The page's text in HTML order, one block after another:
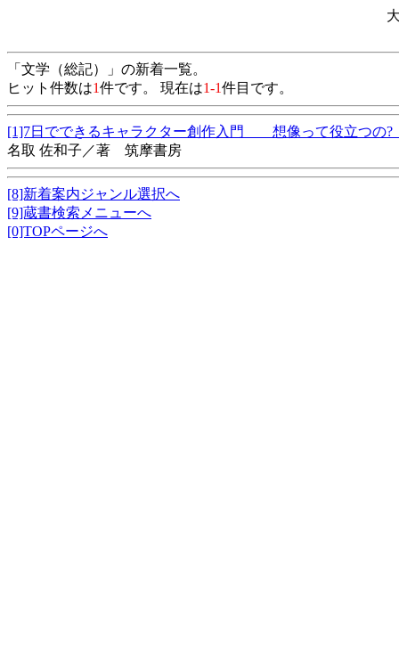
「文学（総記）」の新着一覧。
ヒット件数は1件です。 現在は1-1件目です。
[1]7日でできるキャラクター創作入門 想像って役立つ
名取 佐和子／著 筑摩書房
[8]新着案内ジャンル選択へ
[9]蔵書検索メニューへ
[0]TOPページへ